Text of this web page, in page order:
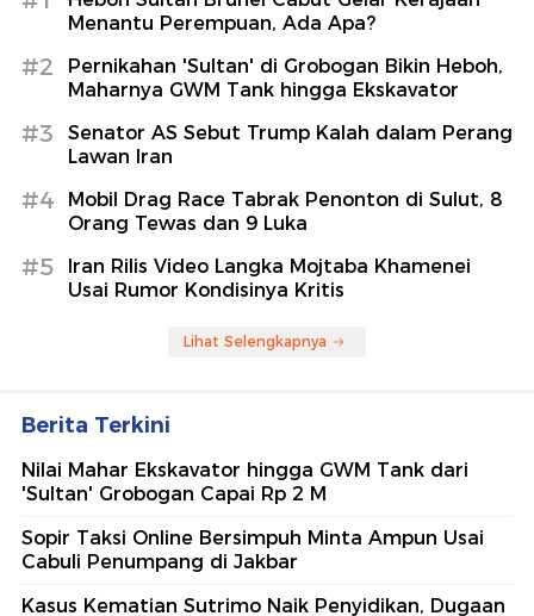
Menantu Perempuan, Ada Apa?
#2
Pernikahan 'Sultan' di Grobogan Bikin Heboh,
Maharnya GWM Tank hingga Ekskavator
#3
Senator AS Sebut Trump Kalah dalam Perang
Lawan Iran
#4
Mobil Drag Race Tabrak Penonton di Sulut, 8
Orang Tewas dan 9 Luka
#5
Iran Rilis Video Langka Mojtaba Khamenei
Usai Rumor Kondisinya Kritis
Lihat Selengkapnya
Berita Terkini
Nilai Mahar Ekskavator hingga GWM Tank dari
'Sultan' Grobogan Capai Rp 2 M
Sopir Taksi Online Bersimpuh Minta Ampun Usai
Cabuli Penumpang di Jakbar
Kasus Kematian Sutrimo Naik Penyidikan, Dugaan